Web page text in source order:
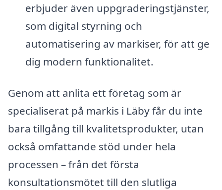
erbjuder även uppgraderingstjänster,
som digital styrning och
automatisering av markiser, för att ge
dig modern funktionalitet.
Genom att anlita ett företag som är
specialiserat på markis i Läby får du inte
bara tillgång till kvalitetsprodukter, utan
också omfattande stöd under hela
processen – från det första
konsultationsmötet till den slutliga